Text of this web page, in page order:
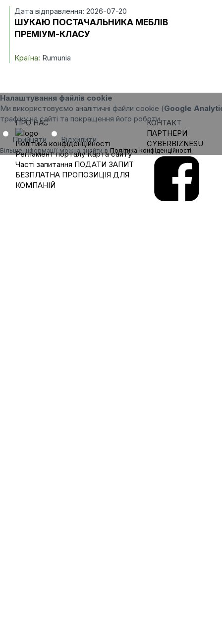
Дата відправлення: 2026-07-20
ШУКАЮ ПОСТАЧАЛЬНИКА МЕБЛІВ
ПРЕМІУМ-КЛАСУ
Країна: Rumunia
Налаштування файлів cookie
Ми використовуємо аналітичні файли cookie (Google
трафіку на сайті та покращення його роботи.
Прийняти Відхилити
Більше інформації можна знайти в Політика конфіденційності.
ПРО НАС
Політика конфіденційності
Регламент порталу Карта сайту
Часті запитання ПОДАТИ ЗАПИТ
БЕЗПЛАТНА ПРОПОЗИЦІЯ ДЛЯ
КОМПАНІЙ
КОНТАКТ
ПАРТНЕРИ
CYBERBIZNESU